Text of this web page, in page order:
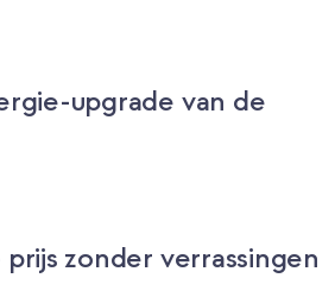
upgrade van de
zonder verrassingen